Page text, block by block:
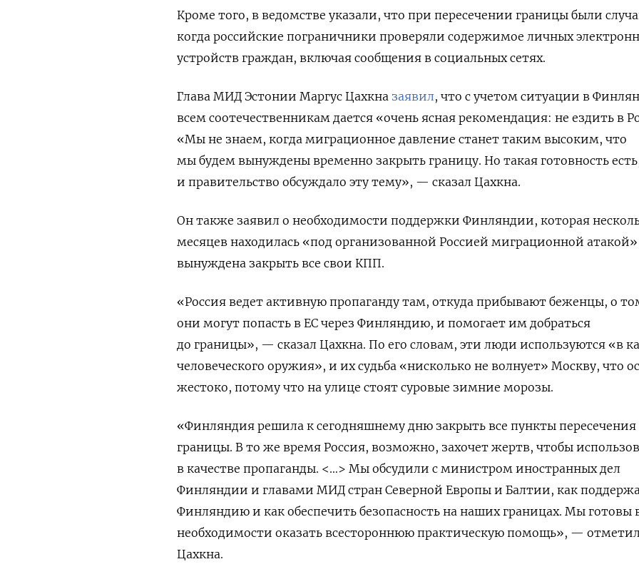
Кроме того, в ведомстве указали, что при пересечении границы были
когда российские пограничники проверяли содержимое личных
устройств граждан, включая сообщения в социальных сетях.
Глава МИД Эстонии Маргус Цахкна заявил, что с учетом ситуации в
всем соотечественникам дается «очень ясная рекомендация: не ездить в
«Мы не знаем, когда миграционное давление станет таким высоким, что
мы будем вынуждены временно закрыть границу. Но такая готовность
и правительство обсуждало эту тему», — сказал Цахкна.
Он также заявил о необходимости поддержки Финляндии, которая
месяцев находилась «под организованной Россией миграционной
вынуждена закрыть все свои КПП.
«Россия ведет активную пропаганду там, откуда прибывают беженцы, о
они могут попасть в ЕС через Финляндию, и помогает им добраться
до границы», — сказал Цахкна. По его словам, эти люди используются «в
человеческого оружия», и их судьба «нисколько не волнует» Москву, что
жестоко, потому что на улице стоят суровые зимние морозы.
«Финляндия решила к сегодняшнему дню закрыть все пункты пересечения
границы. В то же время Россия, возможно, захочет жертв, чтобы
в качестве пропаганды. <…> Мы обсудили с министром иностранных дел
Финляндии и главами МИД стран Северной Европы и Балтии, как
Финляндию и как обеспечить безопасность на наших границах. Мы готовы
необходимости оказать всестороннюю практическую помощь», —
Цахкна.